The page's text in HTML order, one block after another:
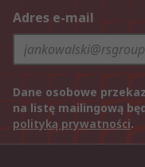
Adres e-mail
Dane osobowe
na listę mailingową
polityką prywatności.